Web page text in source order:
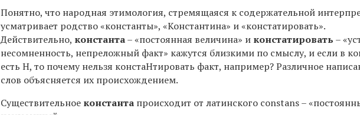
Понятно, что народная этимология, стремящаяся к содержательной
усматривает родство «константы», «Константина» и «констатировать».
Действительно, константа– «постоянная величина» и констатировать –
несомненность, непреложный факт» кажутся близкими по смыслу, и если в
есть Н, то почему нельзя констаНтировать факт, например? Различное
слов объясняется их происхождением.
Существительное константа происходит от латинского constans –